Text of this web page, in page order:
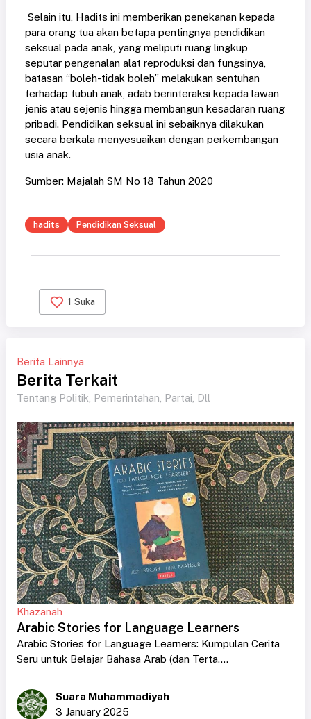
Selain itu, Hadits ini memberikan penekanan kepada
para orang tua akan betapa pentingnya pendidikan
seksual pada anak, yang meliputi ruang lingkup
seputar pengenalan alat reproduksi dan fungsinya,
batasan “boleh-tidak boleh” melakukan sentuhan
terhadap tubuh anak, adab berinteraksi kepada lawan
jenis atau sejenis hingga membangun kesadaran ruang
pribadi. Pendidikan seksual ini sebaiknya dilakukan
secara berkala menyesuaikan dengan perkembangan
usia anak.
Sumber: Majalah SM No 18 Tahun 2020
hadits Pendidikan Seksual
1 Suka
Berita Lainnya
Berita Terkait
Tentang Politik, Pemerintahan, Partai, Dll
Khazanah
Arabic Stories for Language Learners
Arabic Stories for Language Learners: Kumpulan Cerita
Seru untuk Belajar Bahasa Arab (dan Terta....
Suara Muhammadiyah
3 January 2025